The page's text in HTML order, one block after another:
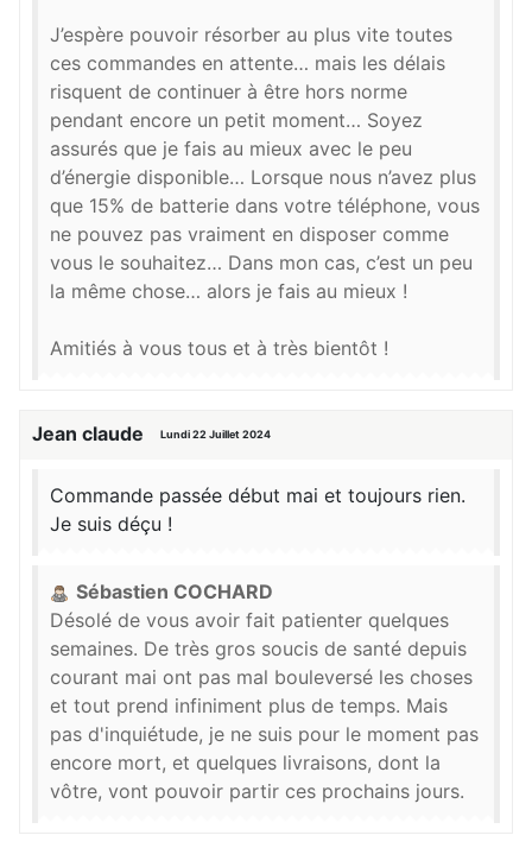
J’espère pouvoir résorber au plus vite toutes
ces commandes en attente… mais les délais
risquent de continuer à être hors norme
pendant encore un petit moment… Soyez
assurés que je fais au mieux avec le peu
d’énergie disponible… Lorsque nous n’avez plus
que 15% de batterie dans votre téléphone, vous
ne pouvez pas vraiment en disposer comme
vous le souhaitez… Dans mon cas, c’est un peu
la même chose… alors je fais au mieux !
Amitiés à vous tous et à très bientôt !
Jean claude Lundi 22 Juillet 2024
Commande passée début mai et toujours rien.
Je suis déçu !
Sébastien COCHARD
Désolé de vous avoir fait patienter quelques
semaines. De très gros soucis de santé depuis
courant mai ont pas mal bouleversé les choses
et tout prend infiniment plus de temps. Mais
pas d'inquiétude, je ne suis pour le moment pas
encore mort, et quelques livraisons, dont la
vôtre, vont pouvoir partir ces prochains jours.